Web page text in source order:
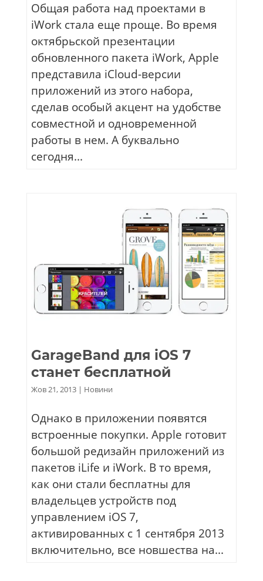
Общая работа над проектами в
iWork стала еще проще. Во время
октябрьской презентации
обновленного пакета iWork, Apple
представила iCloud-версии
приложений из этого набора,
сделав особый акцент на удобстве
совместной и одновременной
работы в нем. А буквально
сегодня...
GarageBand для iOS 7
станет бесплатной
Жов 21, 2013| Новини
Однако в приложении появятся
встроенные покупки. Apple готовит
большой редизайн приложений из
пакетов iLife и iWork. В то время,
как они стали бесплатны для
владельцев устройств под
управлением iOS 7,
активированных с 1 сентября 2013
включительно, все новшества на...